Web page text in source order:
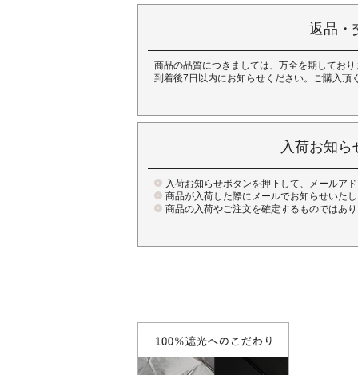
返品・
商品の品質につきましては、万全を期してお
到着後7日以内にお知らせください。ご購入頂
入荷お知ら
入荷お知らせボタンを押下して、メールア
商品が入荷した際にメールでお知らせいた
商品の入荷やご注文を確定するものではあ